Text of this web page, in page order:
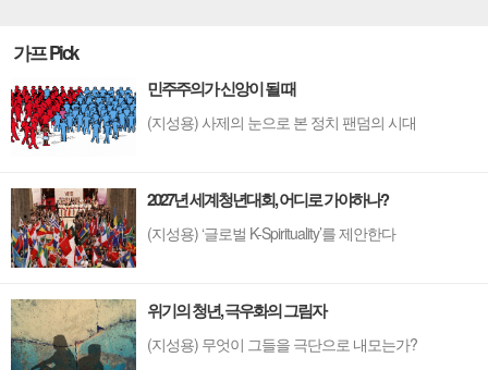
가프 Pick
민주주의가 신앙이 될 때
(지성용) 사제의 눈으로 본 정치 팬덤의 시대
2027년 세계청년대회, 어디로 가야하나?
(지성용) ‘글로벌 K-Spirituality’를 제안한다
위기의 청년, 극우화의 그림자
(지성용) 무엇이 그들을 극단으로 내모는가?